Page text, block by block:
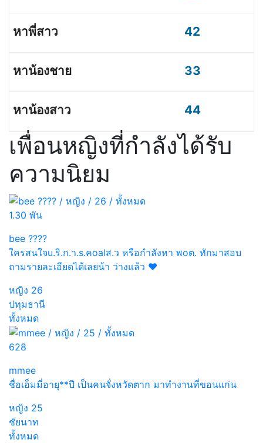
42
33
44
เพื่อนหญิงที่กำลังได้รับ
ความนิยม
1.30 พัน
bee ????
ใครสนใจu.ริ.ก.า.s.คoalส.ว หรือกำลังหา พoต. ทักมาสอบ
ถามรายละเอียดได้เลยน้า ว่างแล้ว ❤️
หญิง 26
ปทุมธานี
ทั้งหมด
628
mmee
ชื่อเอ็มมี่อายุ**ปี เป็นคนจั่งหวัดตาก มาทำงานที่ขอนแก่น
หญิง 25
ชัยนาท
ทั้งหมด